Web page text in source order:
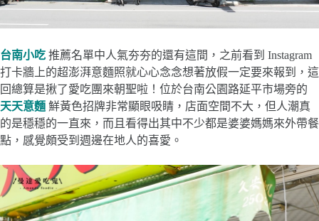
台南小吃 推薦名單中人氣夯夯的還有這間，之前看到 Instagram
打卡牆上的超澎湃意麵照就心心念念想著放假一定要來報到，這
回總算是揪了愛吃團來朝聖啦！位於台南公園路延平市場旁的
天天意麵 鮮黃色招牌非常顯眼吸睛，店面空間不大，但人潮真
的是穩穩的一直來，而且看得出其中不少都是婆婆媽媽來外帶餐
點，感覺頗受到週邊在地人的喜愛。